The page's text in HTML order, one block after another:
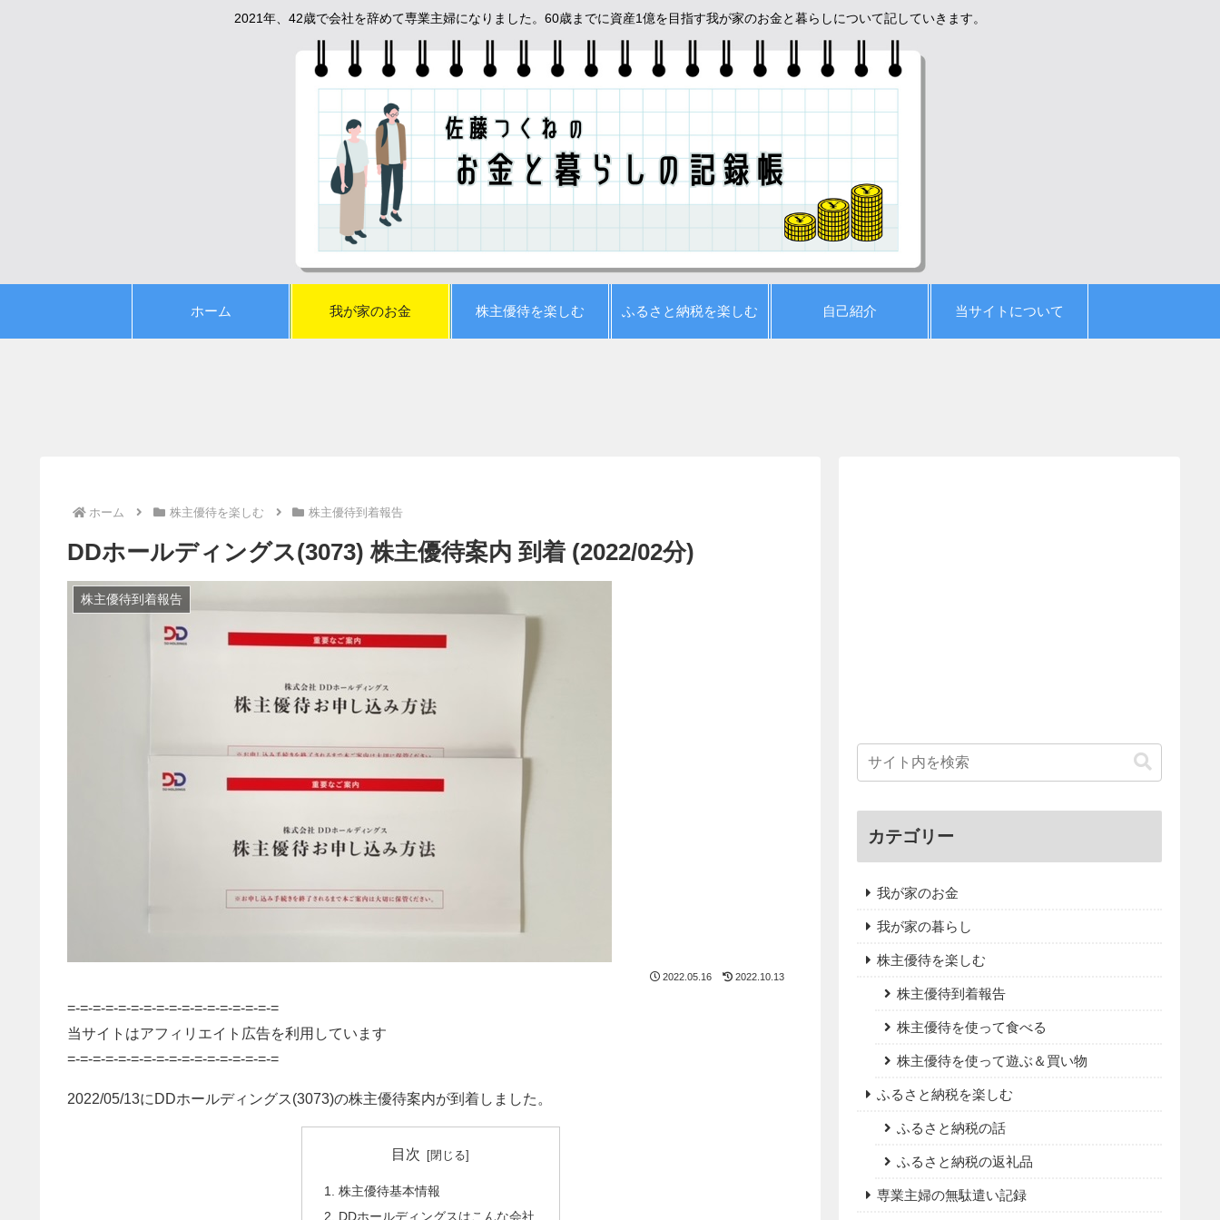
2021年、42歳で会社を辞めて専業主婦になりました。60歳までに資産1億を目指す我が家のお金と暮らしについて記していきます。
ホーム 我が家のお金 株主優待を楽しむ ふるさと納税を楽しむ 自己紹介 当サイトについて
ホーム 株主優待を楽しむ 株主優待到着報告
DDホールディングス(3073) 株主優待案内 到着 (2022/02分)
株主優待到着報告
2022.05.16 2022.10.13
=-=-=-=-=-=-=-=-=-=-=-=-=-=-=-=-=
当サイトはアフィリエイト広告を利用しています
=-=-=-=-=-=-=-=-=-=-=-=-=-=-=-=-=
2022/05/13にDDホールディングス(3073)の株主優待案内が到着しました。
目次
株主優待基本情報
DDホールディングスはこんな会社
カテゴリー
我が家のお金
我が家の暮らし
株主優待を楽しむ
株主優待到着報告
株主優待を使って食べる
株主優待を使って遊ぶ＆買い物
ふるさと納税を楽しむ
ふるさと納税の話
ふるさと納税の返礼品
専業主婦の無駄遣い記録